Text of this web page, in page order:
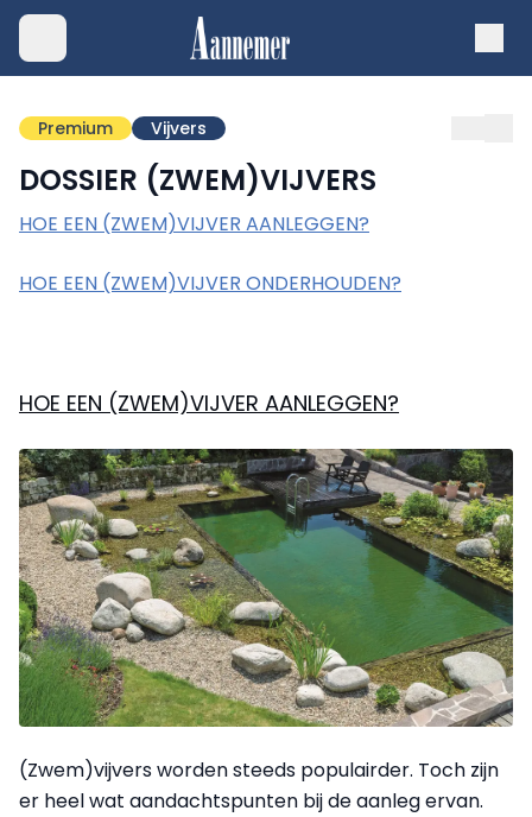
Premium Vijvers
DOSSIER (ZWEM)VIJVERS
HOE EEN (ZWEM)VIJVER AANLEGGEN?
HOE EEN (ZWEM)VIJVER ONDERHOUDEN?
HOE EEN (ZWEM)VIJVER AANLEGGEN?
(Zwem)vijvers worden steeds populairder. Toch zijn
er heel wat aandachtspunten bij de aanleg ervan.